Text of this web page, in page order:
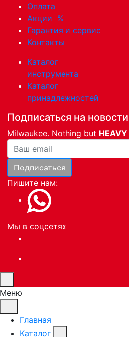
Оплата
Акции %
Гарантия и сервис
Контакты
Каталог
инструмента
Каталог
принадлежностей
Подписаться на новости
Milwaukee. Nothing but
Ваша почта
Подписаться
Пишите нам:
Мы в соцсетях
Меню
Главная
Каталог